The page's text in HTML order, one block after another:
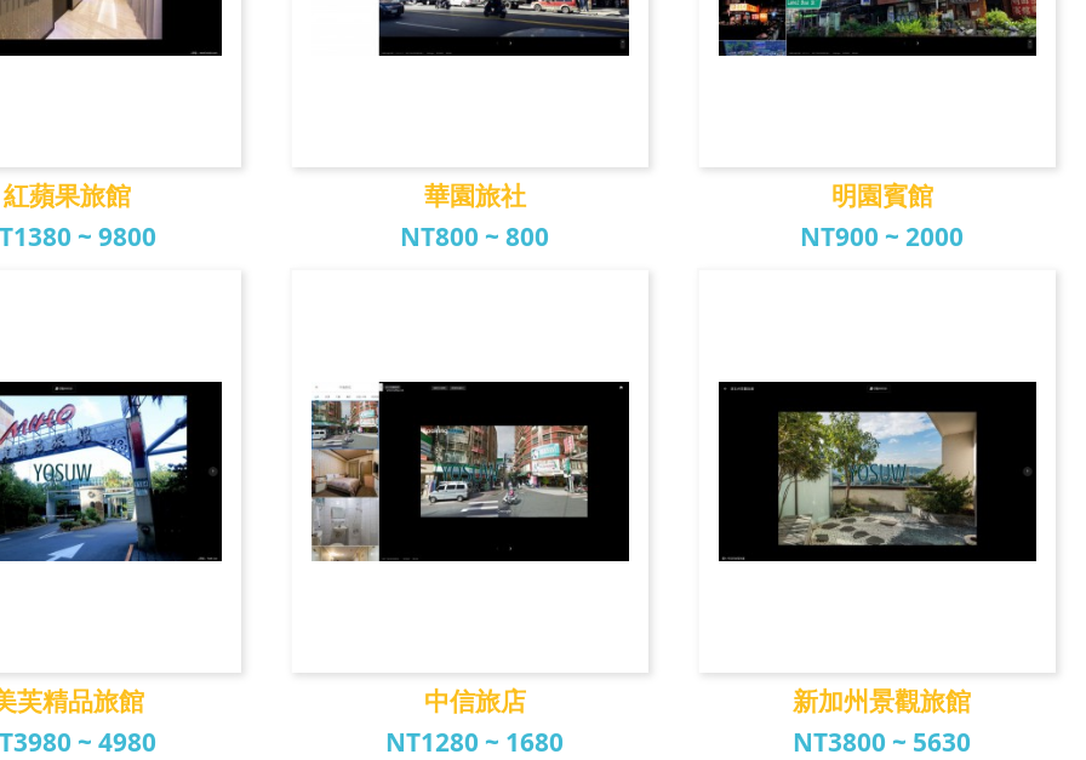
紅蘋果旅館
~ 9800
華園旅社
NT800 ~ 800
明園賓館
NT900 ~ 2000
芙精品旅館
~ 4980
中信旅店
NT1280 ~ 1680
新加州景觀旅館
NT3800 ~ 5630